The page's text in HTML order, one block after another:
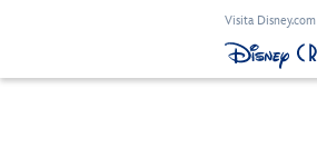
Visita Disney.com